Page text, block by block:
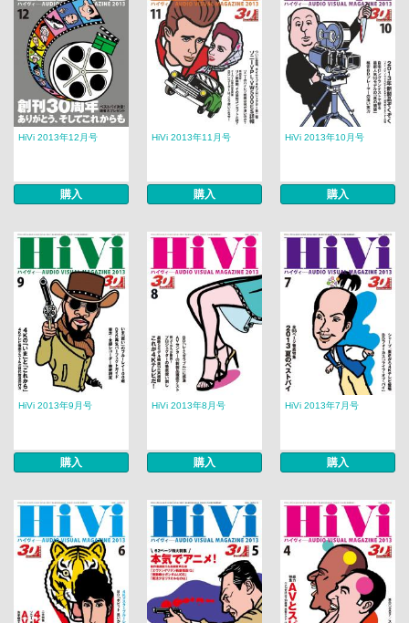
HiVi 2013年12月号
購入
HiVi 2013年11月号
購入
HiVi 2013年10月号
購入
HiVi 2013年9月号
購入
HiVi 2013年8月号
購入
HiVi 2013年7月号
購入